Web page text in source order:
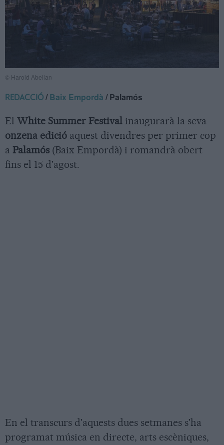
© Harold Abellan
REDACCIÓ /Baix Empordà / Palamós
El White Summer Festival inaugurarà la seva
onzena edició aquest divendres per primer cop
a Palamós (Baix Empordà) i romandrà obert
fins el 15 d'agost.
En el transcurs d'aquests dues setmanes s'ha
programat música en directe, arts escèniques,